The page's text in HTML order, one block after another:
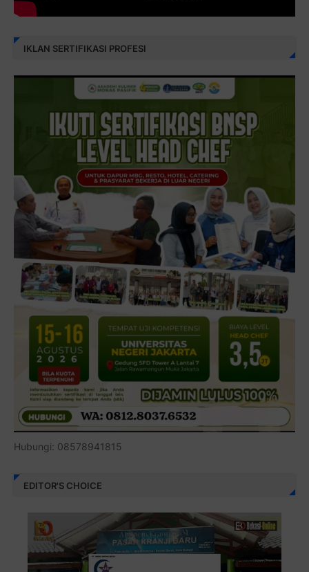
IKLAN SERTIFIKASI PROFESI
Hubungi: 08578941815
EDITOR'S CHOICE